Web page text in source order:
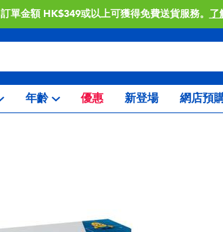
訂單金額 HK$349或以上可獲得免費送貨服務。 了
年齡 優惠 新登場 網店預